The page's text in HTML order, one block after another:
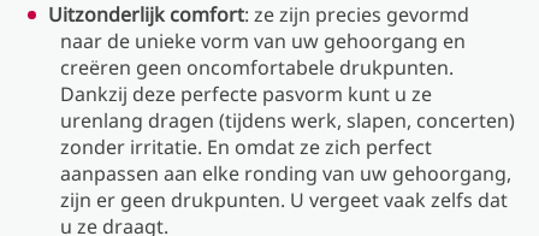
Uitzonderlijk comfort: ze zijn precies gevormd
naar de unieke vorm van uw gehoorgang en
creëren geen oncomfortabele drukpunten.
Dankzij deze perfecte pasvorm kunt u ze
urenlang dragen (tijdens werk, slapen, concerten)
zonder irritatie. En omdat ze zich perfect
aanpassen aan elke ronding van uw gehoorgang,
zijn er geen drukpunten. U vergeet vaak zelfs dat
u ze draagt.